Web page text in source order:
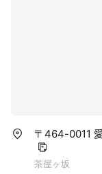
〒464-0011
茶屋ヶ坂